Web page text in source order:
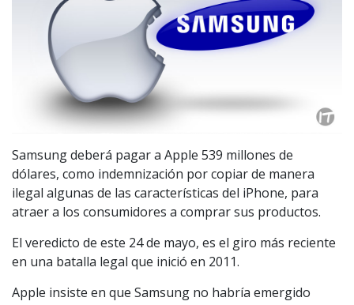
Samsung deberá pagar a Apple 539 millones de
dólares, como indemnización por copiar de manera
ilegal algunas de las características del iPhone, para
atraer a los consumidores a comprar sus productos.
El veredicto de este 24 de mayo, es el giro más reciente
en una batalla legal que inició en 2011.
Apple insiste en que Samsung no habría emergido
ARGENTINA
MÉXICO